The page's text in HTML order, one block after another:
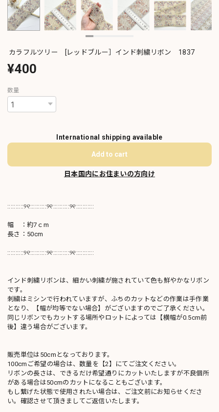
カラフルツリー [レッドブルー］インド刺繍リボン 1837
¥400
数量
International shipping available
Add to cart
日本国内にお住まいの方向け
::::::::::୨୧::::::::::୨୧::::::::::୨୧:::::::::::
幅 ：約7ｃm
長さ：50cm
::::::::::୨୧::::::::::୨୧::::::::::୨୧:::::::::::
インド刺繍リボンは、細かい刺繍が施されていて色も鮮やかなリボン
です。
刺繍はミシンで行われていますが、ふちのカットなどの作業は手作業
となり、【幅が均等でない場合】がございますのでご了承ください。
同じリボンでもカットする場所やロットによっては【横幅が0.5cm前
後】違う場合がございます。
販売単位は50cmとなっております。
100cmご希望の場合は、数量を【2】にてご注文ください。
リボンの長さは、できるだけ希望通りにカットいたしますが不良個所
がある場合は50cmのカットになることもございます。
もし繋げた状態で使用されたい場合は、ご注文前にお知らせくださ
い。確認させて頂きましてご返信いたします。